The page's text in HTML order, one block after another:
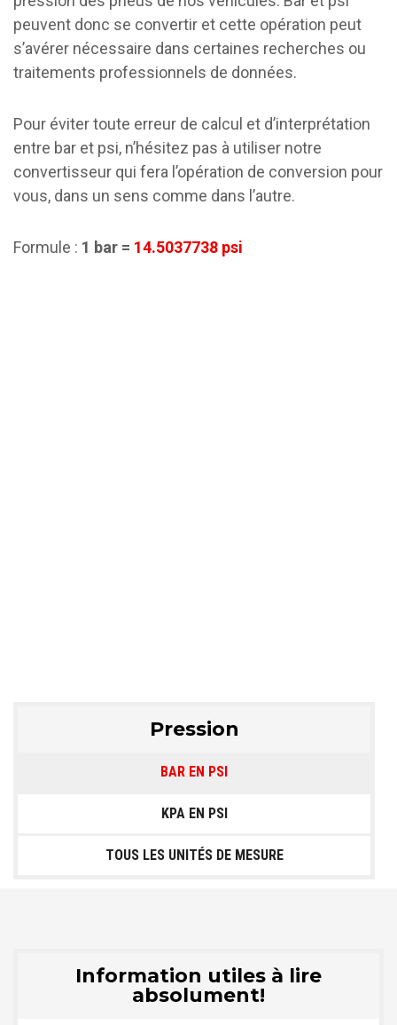
peuvent donc se convertir et cette opération peut
s’avérer nécessaire dans certaines recherches ou
traitements professionnels de données.
Pour éviter toute erreur de calcul et d’interprétation
entre bar et psi, n’hésitez pas à utiliser notre
convertisseur qui fera l’opération de conversion pour
vous, dans un sens comme dans l’autre.
Formule : 1 bar = 14.5037738 psi
Pression
BAR EN PSI
KPA EN PSI
TOUS LES UNITÉS DE MESURE
Information utiles à lire
absolument!